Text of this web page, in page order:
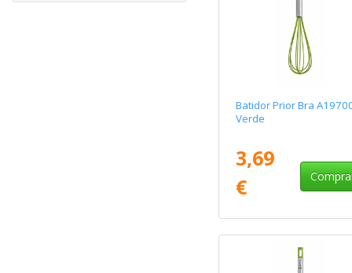
Batidor Prior Bra
Verde
3,69
€